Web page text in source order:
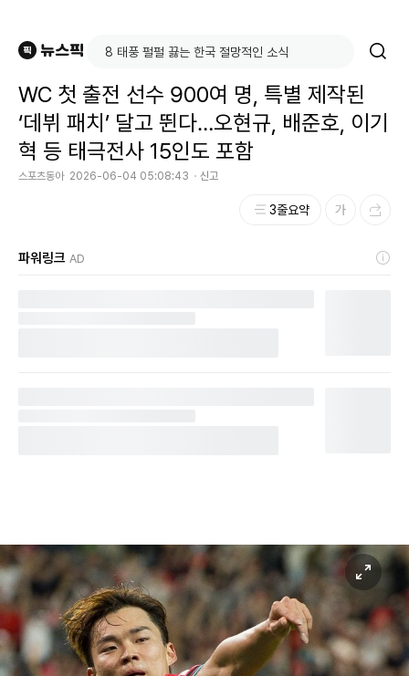
WC 첫 출전 선수 900여 명, 특별 제작된
‘데뷔 패치’ 달고 뛴다…오현규, 배준호, 이기
혁 등 태극전사 15인도 포함
스포츠동아 2026-06-04 05:08:43 신고
3줄요약
파워링크 AD